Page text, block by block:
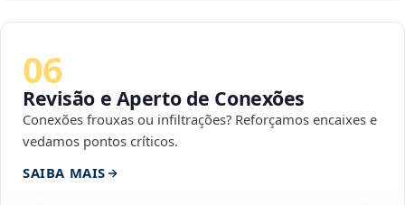
06
Revisão e Aperto de Conexões
Conexões frouxas ou infiltrações? Reforçamos encaixes e
vedamos pontos críticos.
SAIBA MAIS